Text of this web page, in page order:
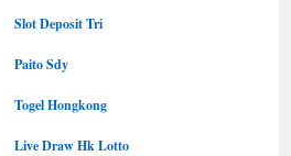
Slot Deposit Tri
Paito Sdy
Togel Hongkong
Live Draw Hk Lotto